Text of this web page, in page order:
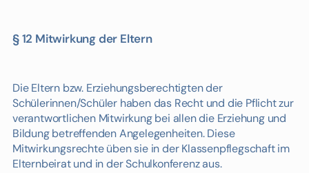
§ 12 Mitwirkung der Eltern
Die Eltern bzw. Erziehungsberechtigten der
Schülerinnen/Schüler haben das Recht und die Pflicht zur
verantwortlichen Mitwirkung bei allen die Erziehung und
Bildung betreffenden Angelegenheiten. Diese
Mitwirkungsrechte üben sie in der Klassenpflegschaft im
Elternbeirat und in der Schulkonferenz aus.